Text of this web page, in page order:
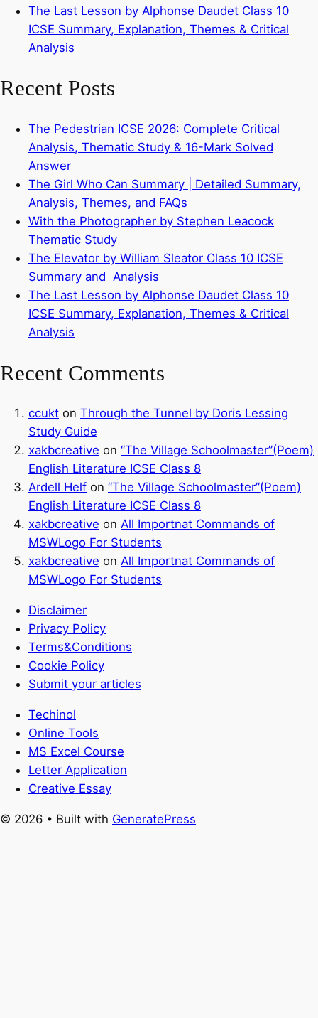
The Last Lesson by Alphonse Daudet Class 10
ICSE Summary, Explanation, Themes & Critical
Analysis
Recent Posts
The Pedestrian ICSE 2026: Complete Critical
Analysis, Thematic Study & 16-Mark Solved
Answer
The Girl Who Can Summary | Detailed Summary,
Analysis, Themes, and FAQs
With the Photographer by Stephen Leacock
Thematic Study
The Elevator by William Sleator Class 10 ICSE
Summary and Analysis
The Last Lesson by Alphonse Daudet Class 10
ICSE Summary, Explanation, Themes & Critical
Analysis
Recent Comments
ccukt on Through the Tunnel by Doris Lessing
Study Guide
xakbcreative on “The Village Schoolmaster”(Poem)
English Literature ICSE Class 8
Ardell Helf on “The Village Schoolmaster”(Poem)
English Literature ICSE Class 8
xakbcreative on All Importnat Commands of
MSWLogo For Students
xakbcreative on All Importnat Commands of
MSWLogo For Students
Disclaimer
Privacy Policy
Terms&Conditions
Cookie Policy
Submit your articles
Techinol
Online Tools
MS Excel Course
Letter Application
Creative Essay
© 2026 • Built with GeneratePress